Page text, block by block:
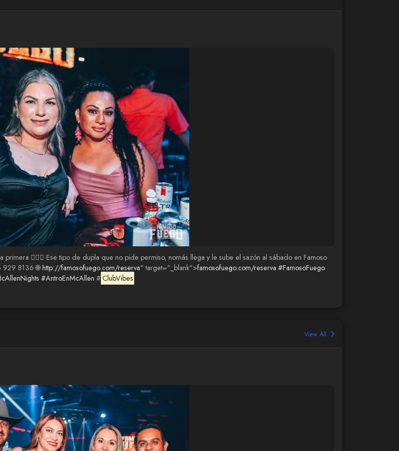
😮‍💨🍻 Ese tipo de dupla que no pide permiso, nomás llega y le sube el sazón al sábado en Famoso
929 8136 🌐http://famosofuego.com/reserva" target="_blank">famosofuego.com/reserva #FamosoFuego
#AntroEnMcAllen #ClubVibes
View All